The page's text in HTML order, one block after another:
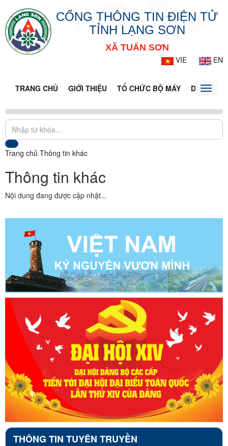
CỔNG THÔNG TIN ĐIỆN TỬ
TỈNH LẠNG SƠN
XÃ TUẤN SƠN
VIE
EN
TRANG CHỦ GIỚI THIỆU TỔ CHỨC BỘ MÁY DOANH
Toggle
Trang chủ Thông tin khác
Thông tin khác
Nội dung đang được cập nhật...
THÔNG TIN TUYÊN TRUYỀN